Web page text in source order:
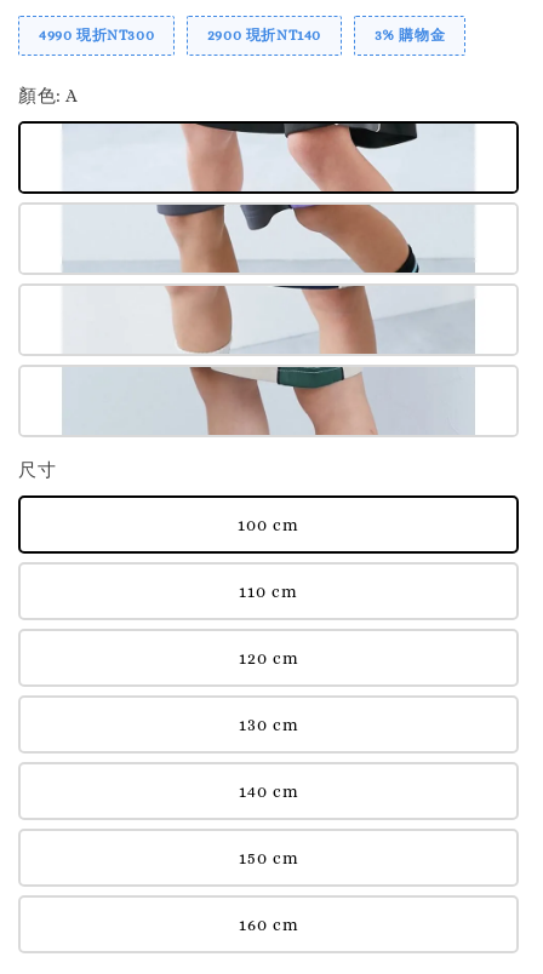
4990 現折NT300 2900 現折NT140 3% 購物金
顏色: A
尺寸
100 cm
110 cm
120 cm
130 cm
140 cm
150 cm
160 cm